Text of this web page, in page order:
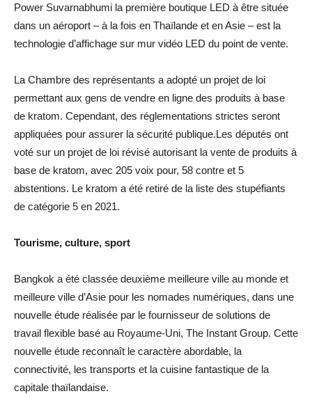
Power Suvarnabhumi la première boutique LED à être située
dans un aéroport – à la fois en Thaïlande et en Asie – est la
technologie d’affichage sur mur vidéo LED du point de vente.
La Chambre des représentants a adopté un projet de loi
permettant aux gens de vendre en ligne des produits à base
de kratom. Cependant, des réglementations strictes seront
appliquées pour assurer la sécurité publique.Les députés ont
voté sur un projet de loi révisé autorisant la vente de produits à
base de kratom, avec 205 voix pour, 58 contre et 5
abstentions. Le kratom a été retiré de la liste des stupéfiants
de catégorie 5 en 2021.
Tourisme, culture, sport
Bangkok a été classée deuxième meilleure ville au monde et
meilleure ville d’Asie pour les nomades numériques, dans une
nouvelle étude réalisée par le fournisseur de solutions de
travail flexible basé au Royaume-Uni, The Instant Group. Cette
nouvelle étude reconnaît le caractère abordable, la
connectivité, les transports et la cuisine fantastique de la
capitale thaïlandaise.